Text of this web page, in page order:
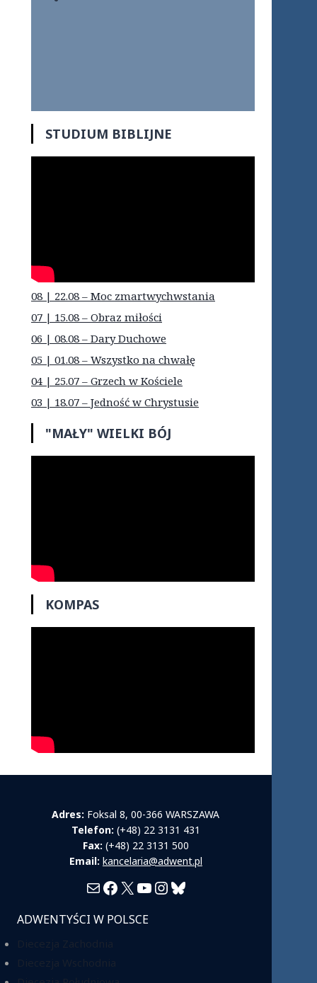
STUDIUM BIBLIJNE
08 | 22.08 – Moc zmartwychwstania
07 | 15.08 – Obraz miłości
06 | 08.08 – Dary Duchowe
05 | 01.08 – Wszystko na chwałę
04 | 25.07 – Grzech w Kościele
03 | 18.07 – Jedność w Chrystusie
"MAŁY" WIELKI BÓJ
KOMPAS
Adres: Foksal 8, 00-366 WARSZAWA
Telefon: (+48) 22 3131 431
Fax: (+48) 22 3131 500
Email: kancelaria@adwent.pl
MailFacebook
X YouTube
Instagram
Bluesky
ADWENTYŚCI W POLSCE